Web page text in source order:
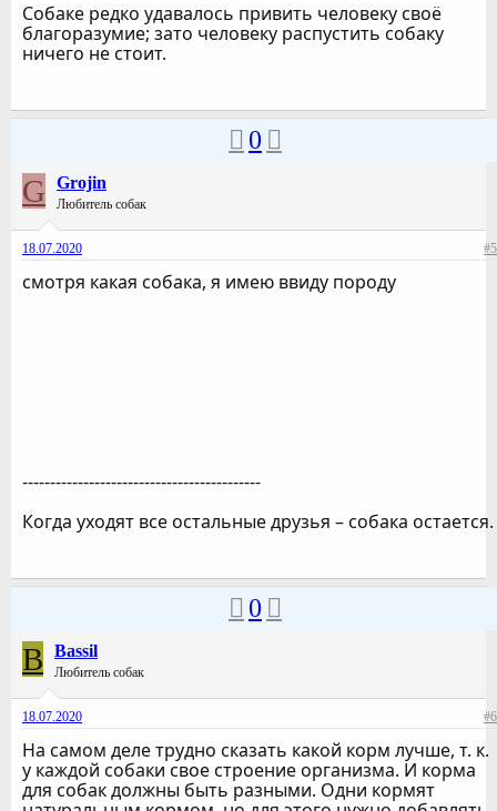
Собаке редко удавалось привить человеку своё
благоразумие; зато человеку распустить собаку
ничего не стоит.
0
G Grojin
Любитель собак
18.07.2020 #5
смотря какая собака, я имею ввиду породу
-------------------------------------------
Когда уходят все остальные друзья – собака остается.
0
B Bassil
Любитель собак
18.07.2020 #6
На самом деле трудно сказать какой корм лучше, т. к.
у каждой собаки свое строение организма. И корма
для собак должны быть разными. Одни кормят